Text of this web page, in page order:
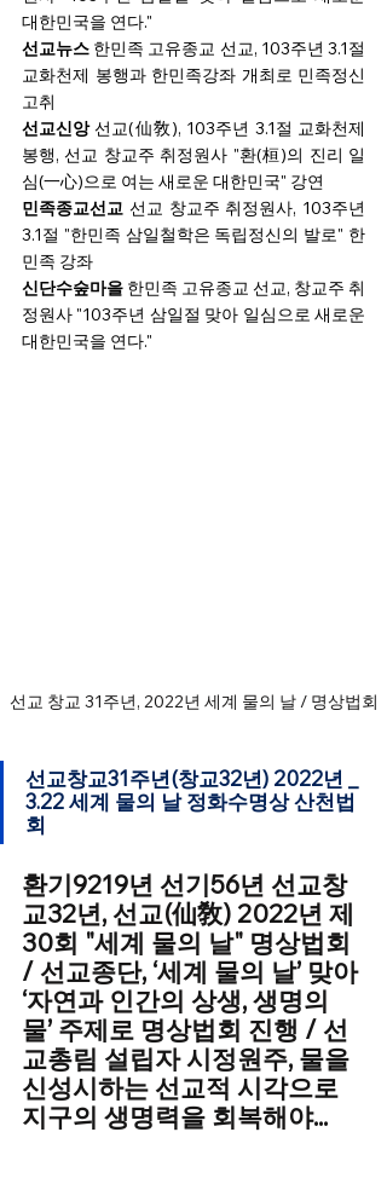
대한민국을 연다."
선교뉴스 한민족 고유종교 선교, 103주년 3.1절
교화천제 봉행과 한민족강좌 개최로 민족정신
고취
선교신앙 선교(仙敎), 103주년 3.1절 교화천제
봉행, 선교 창교주 취정원사 "환(桓)의 진리 일
심(一心)으로 여는 새로운 대한민국" 강연
민족종교선교 선교 창교주 취정원사, 103주년
3.1절 "한민족 삼일철학은 독립정신의 발로" 한
민족 강좌
신단수숲마을 한민족 고유종교 선교, 창교주 취
정원사 "103주년 삼일절 맞아 일심으로 새로운
대한민국을 연다."
선교 창교 31주년, 2022년 세계 물의 날 / 명상법회
선교창교31주년(창교32년) 2022년 _
3.22 세계 물의 날 정화수명상 산천법
회
환기9219년 선기56년 선교창
교32년, 선교(仙敎) 2022년 제
30회 "세계 물의 날" 명상법회
/ 선교종단, ‘세계 물의 날’ 맞아
‘자연과 인간의 상생, 생명의
물’ 주제로 명상법회 진행 / 선
교총림 설립자 시정원주, 물을
신성시하는 선교적 시각으로
지구의 생명력을 회복해야...